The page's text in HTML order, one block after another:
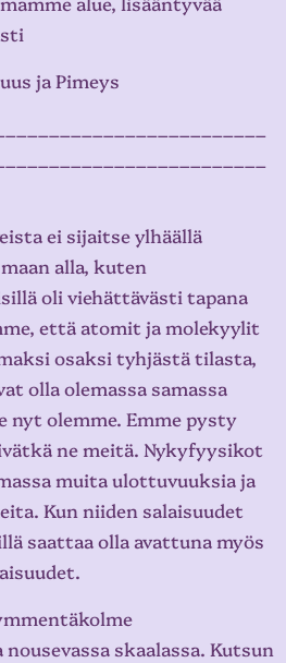
ja Pimeys
ei sijaitse ylhäällä
alla, kuten
oli viehättävästi tapana
että atomit ja molekyylit
osaksi tyhjästä tilasta,
olla olemassa samassa
nyt olemme. Emme pysty
ne meitä. Nykyfyysikot
muita ulottuvuuksia ja
Kun niiden salaisuudet
saattaa olla avattuna myös
skaalassa. Kutsun